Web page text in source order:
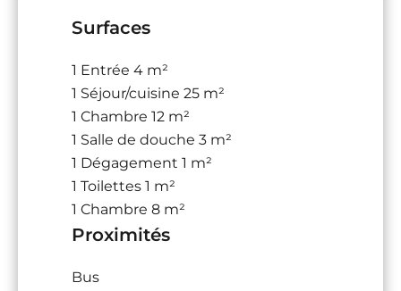
Surfaces
1 Entrée 4 m²
1 Séjour/cuisine 25 m²
1 Chambre 12 m²
1 Salle de douche 3 m²
1 Dégagement 1 m²
1 Toilettes 1 m²
1 Chambre 8 m²
Proximités
Bus